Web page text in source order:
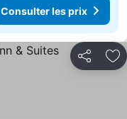
Consulter les prix
Partager